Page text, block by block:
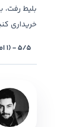
بلیط رفت،
خریداری
5/5 - (1 امتیاز)